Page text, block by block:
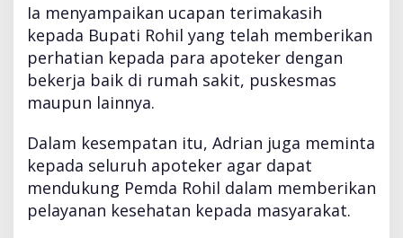
Ia menyampaikan ucapan terimakasih
kepada Bupati Rohil yang telah memberikan
perhatian kepada para apoteker dengan
bekerja baik di rumah sakit, puskesmas
maupun lainnya.
Dalam kesempatan itu, Adrian juga meminta
kepada seluruh apoteker agar dapat
mendukung Pemda Rohil dalam memberikan
pelayanan kesehatan kepada masyarakat.